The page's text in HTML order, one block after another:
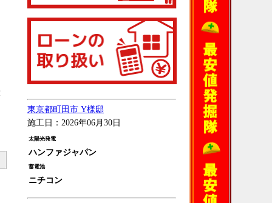
東京都町田市 Y様邸
施工日：2026年06月30日
太陽光発電
ハンファジャパン
蓄電池
ニチコン